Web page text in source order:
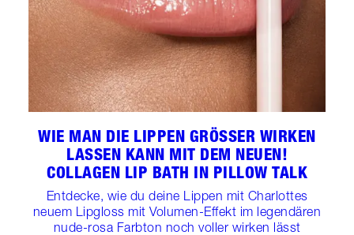
WIE MAN DIE LIPPEN GRÖSSER WIRKEN L
ASSEN KANN MIT DEM NEUEN! C
OLLAGEN LIP BATH IN PILLOW TALK
Entdecke, wie du deine Lippen mit Charlottes
neuem Lipgloss mit Volumen-Effekt im legendären
nude-rosa Farbton noch voller wirken lässt